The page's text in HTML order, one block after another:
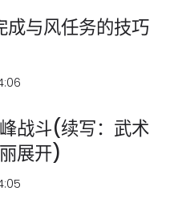
与风任务的技巧
战斗(续写：武术
展开)